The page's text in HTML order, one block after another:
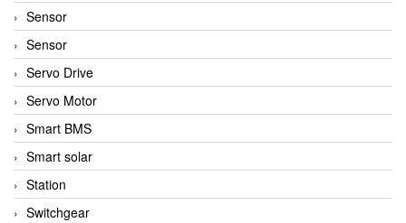
Sensor
Sensor
Servo Drive
Servo Motor
Smart BMS
Smart solar
Station
Switchgear